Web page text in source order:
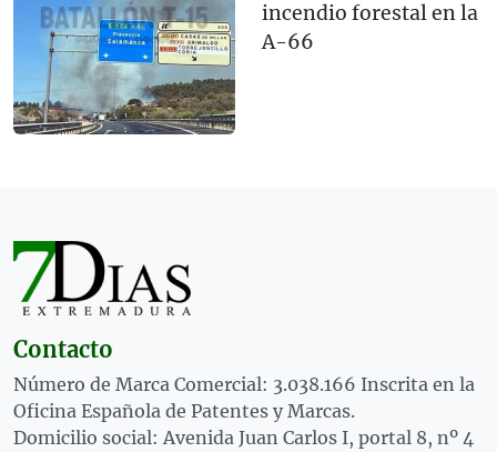
incendio forestal en la
A-66
Contacto
Número de Marca Comercial: 3.038.166 Inscrita en la
Oficina Española de Patentes y Marcas.
Domicilio social: Avenida Juan Carlos I, portal 8, nº 4